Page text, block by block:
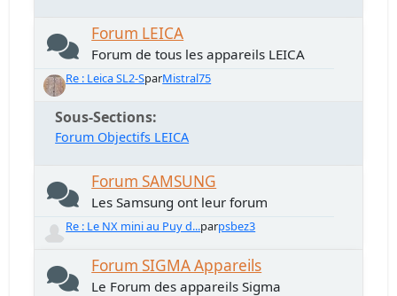
Forum LEICA
Forum de tous les appareils LEICA
Re : Leica SL2-SparMistral75
Sous-Sections
Forum Objectifs LEICA
Forum SAMSUNG
Les Samsung ont leur forum
Re : Le NX mini au Puy d...parpsbez3
Forum SIGMA Appareils
Le Forum des appareils Sigma